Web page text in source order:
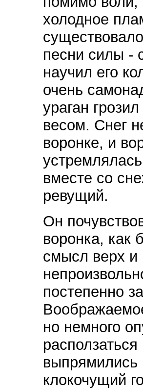
холодное
песни силы -
научил его
очень
ураган
весом. Снег
воронке, и
вместе со
ревущий.
Он
воронка, как
смысл верх и
постепенно
но немного
выпрямились
клокочущий